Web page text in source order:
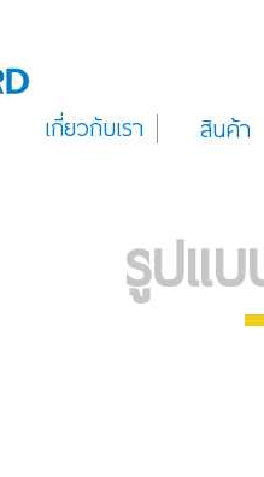
เกี่ยวกับเรา สินค้า
รูปแบ